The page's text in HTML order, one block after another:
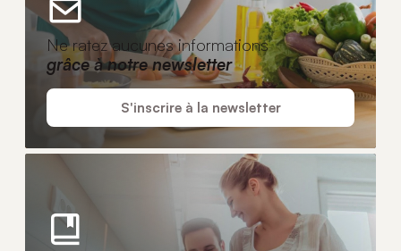
Ne ratez aucunes informations
grâce à notre newsletter
S'inscrire à la newsletter